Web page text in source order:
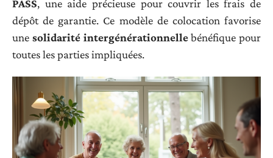
PASS, une aide précieuse pour couvrir les frais de
dépôt de garantie. Ce modèle de colocation favorise
une solidarité intergénérationnellebénéfique pour
toutes les parties impliquées.